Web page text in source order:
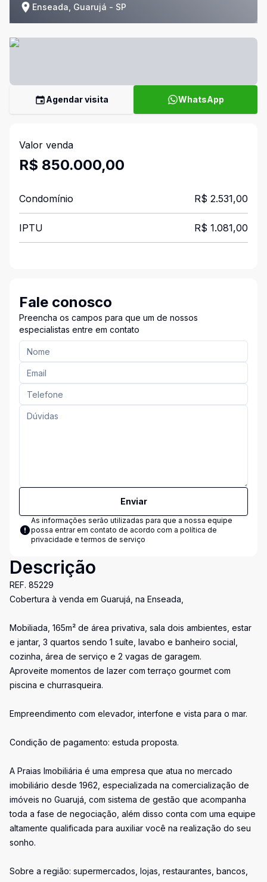
Enseada, Guarujá - SP
Agendar visita WhatsApp
Valor venda
R$ 850.000,00
Condomínio R$ 2.531,00
IPTU R$ 1.081,00
Fale conosco
Preencha os campos para que um de nossos
especialistas entre em contato
Enviar
As informações serão utilizadas para que a nossa equipe
possa entrar em contato de acordo com a política de
privacidade e termos de serviço
Descrição
REF. 85229
Cobertura à venda em Guarujá, na Enseada,
Mobiliada, 165m² de área privativa, sala dois ambientes, estar
e jantar, 3 quartos sendo 1 suíte, lavabo e banheiro social,
cozinha, área de serviço e 2 vagas de garagem.
Aproveite momentos de lazer com terraço gourmet com
piscina e churrasqueira.
Empreendimento com elevador, interfone e vista para o mar.
Condição de pagamento: estuda proposta.
A Praias Imobiliária é uma empresa que atua no mercado
imobiliário desde 1962, especializada na comercialização de
imóveis no Guarujá, com sistema de gestão que acompanha
toda a fase de negociação, além disso conta com uma equipe
altamente qualificada para auxiliar você na realização do seu
sonho.
Sobre a região: supermercados, lojas, restaurantes, bancos,